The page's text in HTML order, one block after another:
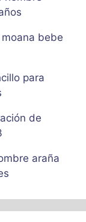
bebe
para
de
araña